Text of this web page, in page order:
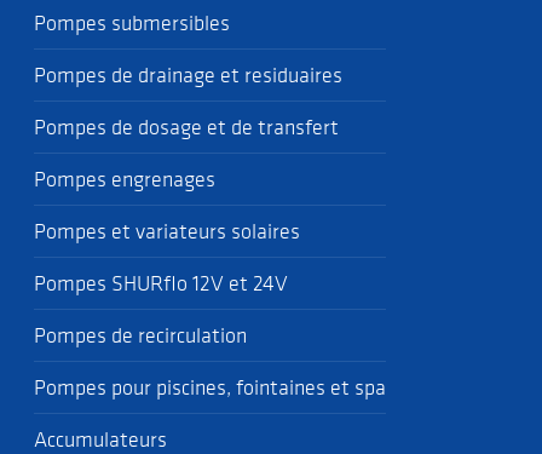
Pompes submersibles
Pompes de drainage et residuaires
Pompes de dosage et de transfert
Pompes engrenages
Pompes et variateurs solaires
Pompes SHURflo 12V et 24V
Pompes de recirculation
Pompes pour piscines, fointaines et spa
Accumulateurs